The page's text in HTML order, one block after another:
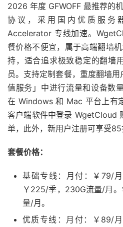
2026 年度 GFWOFF 最推荐的
协议，采用国内优质服务
Accelerator 专线加速。
餐价格不便宜，属于高端翻墙
持，适合追求极致稳定的翻墙
员。支持定制套餐，重度翻墙
值服务」中进行流量和设备数
在 Windows 和 Mac 平台上有
客户端软件中登录 WgetCloud
单，此外，新用户注册可享受85
套餐价格：
基础专线：月付：￥79/
￥225/季，230G流量/月
量/月。
优质专线：月付：￥89/